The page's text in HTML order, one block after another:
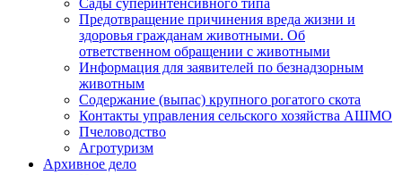
Сады суперинтенсивного типа
Предотвращение причинения вреда жизни и
здоровья гражданам животными. Об
ответственном обращении с животными
Информация для заявителей по безнадзорным
животным
Содержание (выпас) крупного рогатого скота
Контакты управления сельского хозяйства АШМО
Пчеловодство
Агротуризм
Архивное дело